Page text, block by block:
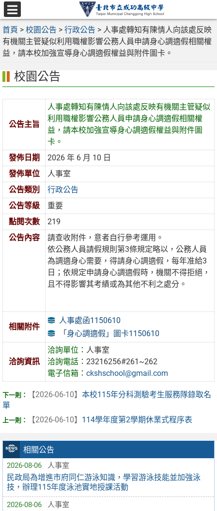
跳
至
主
要
內
選
單
首頁 > 校園公告 > 行政公告 > 人事處轉知有陳情人向該處反映
有機關主管疑似利用職權影響公務人員申請身心調適假相關權
益，請本校加強宣導身心調適假權益與附件圖卡。
相關公告
2026-08-06 人事室
民政局為增進市府同仁游泳知識，學習游泳技能並加強泳
技，辦理115年度泳池實地授課活動
2026-08-06 人事室
校園公告
公告主旨
人事處轉知有陳情人向該處反映有機關主管疑似
利用職權影響公務人員申請身心調適假相關權
益，請本校加強宣導身心調適假權益與附件圖
卡。
發佈日期
2026 年 6 月 10 日
發佈單位
人事室
公告類別
行政公告
公告等級
重要
點閱次數
219
公告內容
請查收附件，意者自行參考運用。
依公務人員請假規則第3條規定略以，公務人員
為調適身心需要，得請身心調適假，每年准給3
日；依規定申請身心調適假時，機關不得拒絕，
且不得影響其考績或為其他不利之處分。
相關附件
人事處函1150610
「身心調適假」圖卡1150610
洽詢資訊
洽詢單位： 人事室
洽詢電話：23216256#261~262
電子信箱：ckshschool@gmail.com
【2026-06-10】 本校115年分科測驗考生服務隊錄取名
單
【2026-06-10】 114學年度第2學期休業式程序表